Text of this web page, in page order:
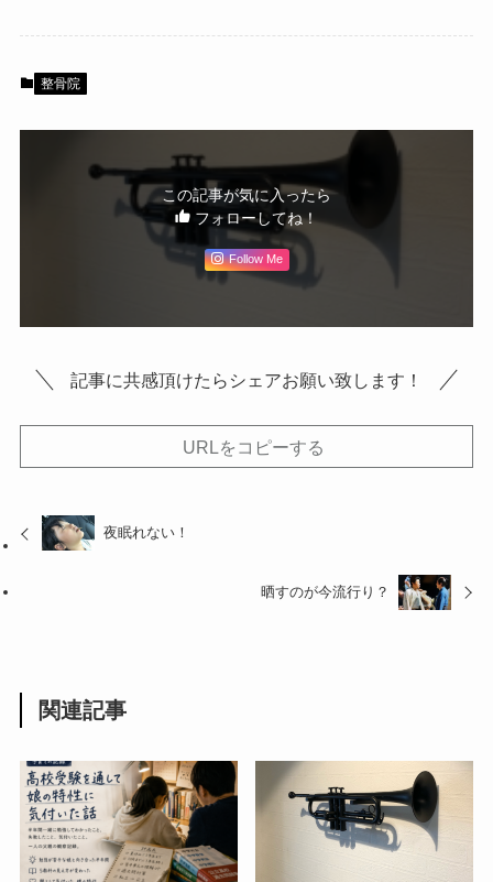
整骨院
この記事が気に入ったら
フォローしてね！
Follow Me
記事に共感頂けたらシェアお願い致します！
URLをコピーする
夜眠れない！
晒すのが今流行り？
関連記事